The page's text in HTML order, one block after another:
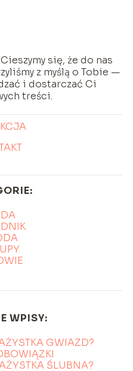
się, że do nas
z myślą o Tobie —
i dostarczać Ci
treści.
WPISY:
GWIAZD?
ŚLUBNA?